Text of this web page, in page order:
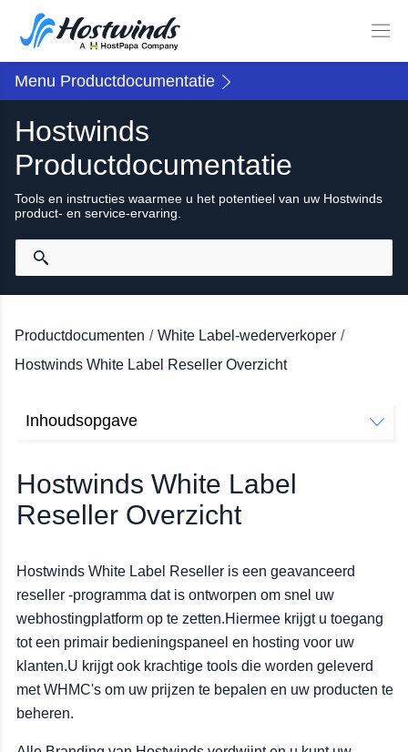
Menu Productdocumentatie
Hostwinds
Productdocumentatie
Tools en instructies waarmee u het potentieel van uw Hostwinds
product- en service-ervaring.
Productdocumenten / White Label-wederverkoper /
Hostwinds White Label Reseller Overzicht
Inhoudsopgave
Hoe wit label wordt doorverkoop werkt
Verkoop
Het verschil tussen witlabel en standaardwederverkoper
Hostwinds White Label
Reseller Overzicht
Hostwinds White Label Reseller is een geavanceerd
reseller -programma dat is ontworpen om snel uw
webhostingplatform op te zetten.Hiermee krijgt u toegang
tot een primair bedieningspaneel en hosting voor uw
klanten.U krijgt ook krachtige tools die worden geleverd
met WHMC's om uw prijzen te bepalen en uw producten te
beheren.